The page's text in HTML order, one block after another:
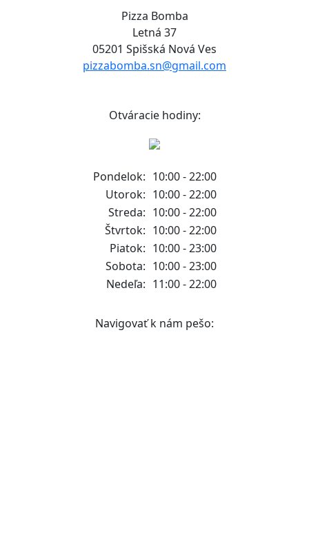
Pizza Bomba
Letná 37
05201 Spišská Nová Ves
pizzabomba.sn@gmail.com
Otváracie hodiny:
Pondelok: 10:00 - 22:00
Utorok: 10:00 - 22:00
Streda: 10:00 - 22:00
Štvrtok: 10:00 - 22:00
Piatok: 10:00 - 23:00
Sobota: 10:00 - 23:00
Nedeľa: 11:00 - 22:00
Navigovať k nám pešo: